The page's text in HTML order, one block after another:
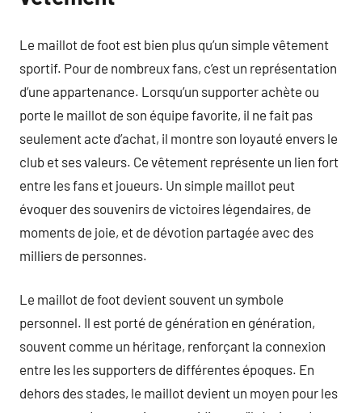
Le maillot de foot est bien plus qu’un simple vêtement
sportif. Pour de nombreux fans, c’est un représentation
d’une appartenance. Lorsqu’un supporter achète ou
porte le maillot de son équipe favorite, il ne fait pas
seulement acte d’achat, il montre son loyauté envers le
club et ses valeurs. Ce vêtement représente un lien fort
entre les fans et joueurs. Un simple maillot peut
évoquer des souvenirs de victoires légendaires, de
moments de joie, et de dévotion partagée avec des
milliers de personnes.
Le maillot de foot devient souvent un symbole
personnel. Il est porté de génération en génération,
souvent comme un héritage, renforçant la connexion
entre les les supporters de différentes époques. En
dehors des stades, le maillot devient un moyen pour les